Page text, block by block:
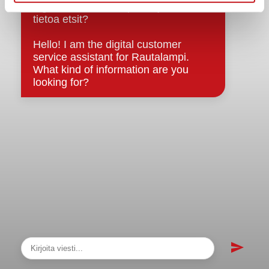
sopimukset
Asiakirjajulkisuuskuvaus
Evästeet
Saavutettavuusseloste
Tietosuoja
Tietosuojaselosteet